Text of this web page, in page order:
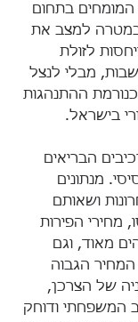
בתחום
במטרה למצב את
לזולת
מבלי לנצל
ההתנהגות
בישראל.
הבריאים
מנתונים
ושאותם
מחירי הפירות
מאוד, וגם
המחיר הגבוה
של הצרכן,
המשפחתי ודוחק